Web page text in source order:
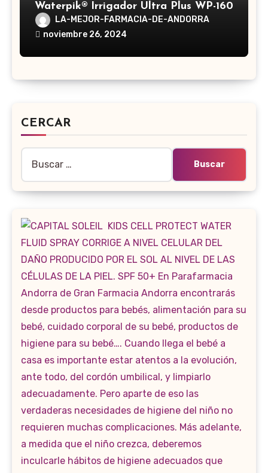
Waterpik® Irrigador Ultra Plus WP-160
LA-MEJOR-FARMACIA-DE-ANDORRA
noviembre 26, 2024
CERCAR